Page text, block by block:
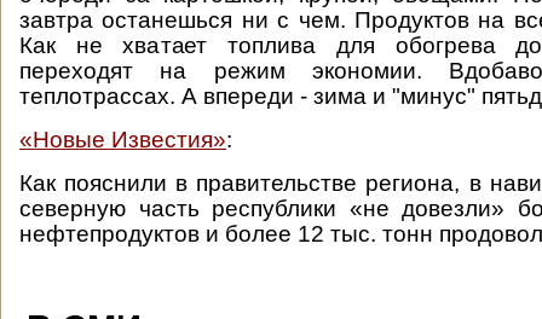
завтра останешься ни с чем. Продуктов на
Как не хватает топлива для обогрева
переходят на режим экономии.
теплотрассах. А впереди - зима и "минус"
«Новые Известия»:
Как пояснили в правительстве региона, в
северную часть республики «не довезли»
нефтепродуктов и более 12 тыс. тонн